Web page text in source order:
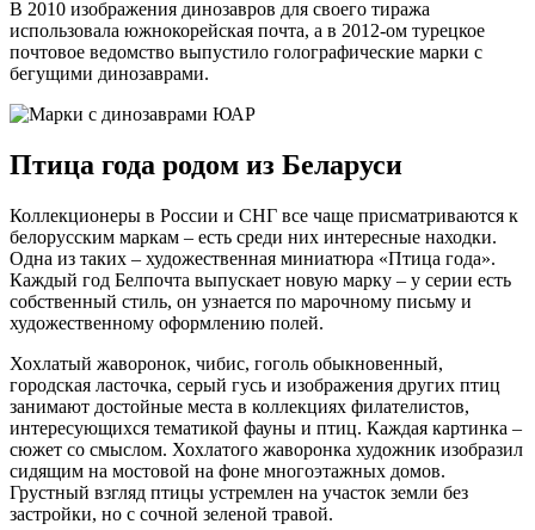
В 2010 изображения динозавров для своего тиража
использовала южнокорейская почта, а в 2012-ом турецкое
почтовое ведомство выпустило голографические марки с
бегущими динозаврами.
Птица года родом из Беларуси
Коллекционеры в России и СНГ все чаще присматриваются к
белорусским маркам – есть среди них интересные находки.
Одна из таких – художественная миниатюра «Птица года».
Каждый год Белпочта выпускает новую марку – у серии есть
собственный стиль, он узнается по марочному письму и
художественному оформлению полей.
Хохлатый жаворонок, чибис, гоголь обыкновенный,
городская ласточка, серый гусь и изображения других птиц
занимают достойные места в коллекциях филателистов,
интересующихся тематикой фауны и птиц. Каждая картинка –
сюжет со смыслом. Хохлатого жаворонка художник изобразил
сидящим на мостовой на фоне многоэтажных домов.
Грустный взгляд птицы устремлен на участок земли без
застройки, но с сочной зеленой травой.